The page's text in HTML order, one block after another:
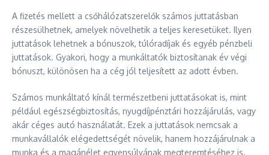
A fizetés mellett a csőhálózatszerelők számos juttatásban
részesülhetnek, amelyek növelhetik a teljes keresetüket. Ilyen
juttatások lehetnek a bónuszok, túlóradíjak és egyéb pénzbeli
juttatások. Gyakori, hogy a munkáltatók biztosítanak év végi
bónuszt, különösen ha a cég jól teljesített az adott évben.
Számos munkáltató kínál természetbeni juttatásokat is, mint
például egészségbiztosítás, nyugdíjpénztári hozzájárulás, vagy
akár céges autó használatát. Ezek a juttatások nemcsak a
munkavállalók elégedettségét növelik, hanem hozzájárulnak a
munka és a magánélet egyensúlyának megteremtéséhez is.